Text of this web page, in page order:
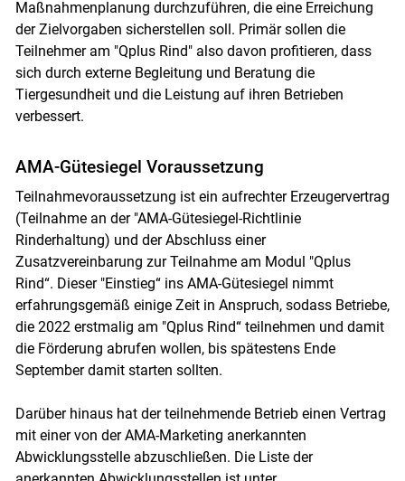
Maßnahmenplanung durchzuführen, die eine Erreichung
der Zielvorgaben sicherstellen soll. Primär sollen die
Teilnehmer am "Qplus Rind" also davon profitieren, dass
sich durch externe Begleitung und Beratung die
Tiergesundheit und die Leistung auf ihren Betrieben
verbessert.
AMA-Gütesiegel Voraussetzung
Teilnahmevoraussetzung ist ein aufrechter Erzeugervertrag
(Teilnahme an der "AMA-Gütesiegel-Richtlinie
Rinderhaltung) und der Abschluss einer
Zusatzvereinbarung zur Teilnahme am Modul "Qplus
Rind“. Dieser "Einstieg“ ins AMA-Gütesiegel nimmt
erfahrungsgemäß einige Zeit in Anspruch, sodass Betriebe,
die 2022 erstmalig am "Qplus Rind“ teilnehmen und damit
die Förderung abrufen wollen, bis spätestens Ende
September damit starten sollten.
Darüber hinaus hat der teilnehmende Betrieb einen Vertrag
mit einer von der AMA-Marketing anerkannten
Abwicklungsstelle abzuschließen. Die Liste der